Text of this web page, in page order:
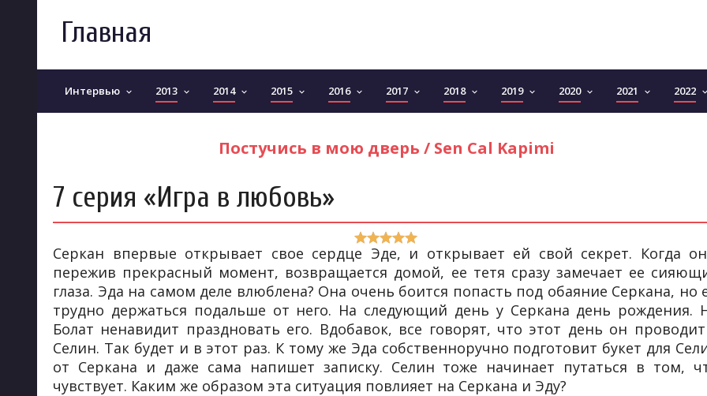
Главная
Интервью keyboard_arrow_down 2013 keyboard_arrow_down 2014 keyboard_arrow_down 2015 keyboard_arrow_down 2016 keyboard_arrow_down 2017 keyboard_arrow_down 2018 keyboard_arrow_down 2019 keyboard_arrow_down 2020 keyboard_arrow_down 2021 keyboard_arrow_down 2022
Постучись в мою дверь / Sen Cal Kapimi
7 серия «Игра в любовь»
Серкан впервые открывает свое сердце Эде, и открывает ей свой секрет. Когда
пережив прекрасный момент, возвращается домой, ее тетя сразу замечает ее
глаза. Эда на самом деле влюблена? Она очень боится попасть под обаяние Серкана, но
трудно держаться подальше от него. На следующий день у Серкана день рождения.
Болат ненавидит праздновать его. Вдобавок, все говорят, что этот день он
Селин. Так будет и в этот раз. К тому же Эда собственноручно подготовит букет для
от Серкана и даже сама напишет записку. Селин тоже начинает путаться в том,
чувствует. Каким же образом эта ситуация повлияет на Серкана и Эду?